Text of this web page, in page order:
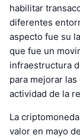
habilitar
diferentes
aspecto fue su
que fue un
infraestructura
para mejorar
actividad de la
La
valor en mayo